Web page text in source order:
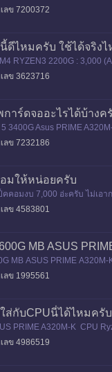
Ssd : 240
ลข 7200372
ดีไหมครับ ใช้ได้จริงไ
RYZEN3 2200G : 3,000
600w. : 1,540 mATX Case
ลข 3623716
การ์ดจออะไรได้บ้างค
3400G Asus PRIME
- G พอดีอยากซื้อการ์ดจอเอาม
ลข 7232186
มให้หน่อยครับ
คคอมงบ 7,000 อ่ะครับ ไม่เอ
ลข 4583801
MB ASUS
MB ASUS PRIME
ลข 1995561
ส่กับCPUนี่ได้ไหมครับ
PRIME A320M-K CPU
ลข 4986519